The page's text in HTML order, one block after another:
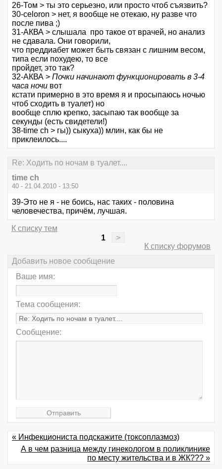
26-Том > ты это серьезно, или просто чтоб съязвить?
30-celoron > нет, я вообще не отекаю, ну разве что
после пива ;)
31-АКВА > слышала про такое от врачей, но анализ
не сдавала. Они говорили,
что преддиабет может быть связан с лишним весом,
типа если похудею, то все
пройдет, это так?
32-АКВА > Почки начинают функционировать в 3-4
часа ночи вот
кстати примерно в это время я и просыпаюсь ночью
чтоб сходить в туалет) но
вообще сплю крепко, засыпаю так вообще за
секунды (есть свидетели!)
38-time ch > гы)) сыкуха)) млин, как бы не
приклеилось....
Re: Ходить по ночам в туалет....
time ch
40 - 21.04.2010 - 13:50
39-Это не я - не боись, нас таких - половина
человечества, причём, лучшая.
К списку тем
1
>
К списку форумов
Добавить новое сообщение
Ваше имя:
Тема сообщения:
Сообщение:
« Инфекциониста подскажите (токсоплазмоз)
А в чем разница между гинекологом в поликлинике
по месту жительства и в ЖК??? »